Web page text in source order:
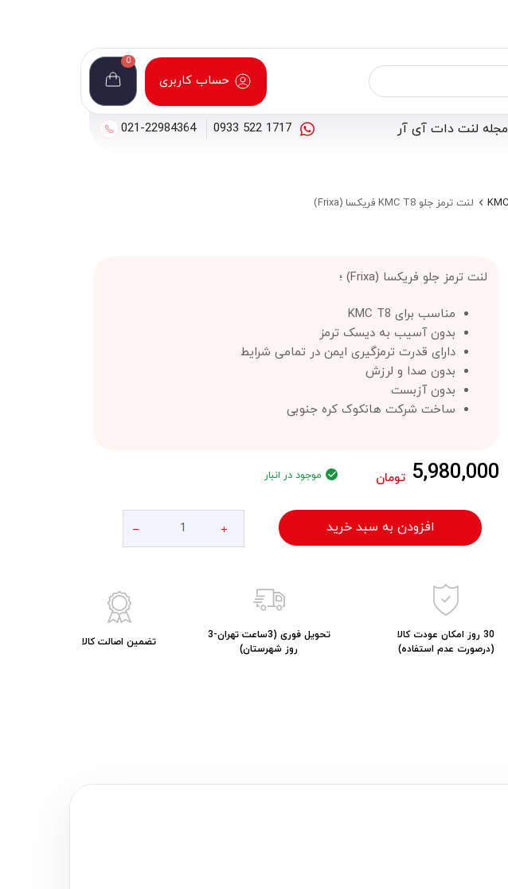
حساب کاربری
0
مجله لنت دات آی آر 1717 522 0933
021-22984364
لنت ترمز جلو KMC T8 فریکسا (Frixa)
لنت ترمز جلو فریکسا (Frixa) ؛
مناسب برای KMC T8
بدون آسیب به دیسک ترمز
دارای قدرت ترمزگیری ایمن در تمامی شرایط
بدون صدا و لرزش
بدون آزبست
ساخت شرکت هانکوک کره جنوبی
5,980,000 تومان موجود در انبار
افزودن به سبد خرید
30 روز امکان عودت کالا
(درصورت عدم استفاده)
تحویل فوری (3ساعت تهران-3
روز شهرستان)
تضمین اصالت کالا